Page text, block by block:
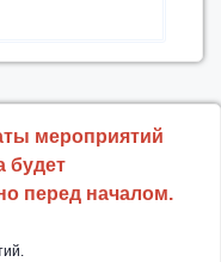
мероприятий
будет
перед началом.